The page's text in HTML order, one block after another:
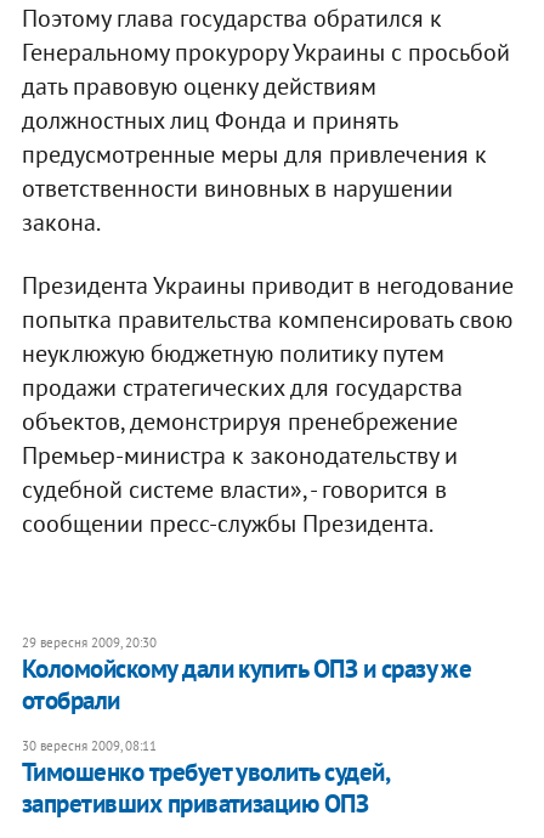
Поэтому глава государства обратился к
Генеральному прокурору Украины с просьбой
дать правовую оценку действиям
должностных лиц Фонда и принять
предусмотренные меры для привлечения к
ответственности виновных в нарушении
закона.
Президента Украины приводит в негодование
попытка правительства компенсировать свою
неуклюжую бюджетную политику путем
продажи стратегических для государства
объектов, демонстрируя пренебрежение
Премьер-министра к законодательству и
судебной системе власти», - говорится в
сообщении пресс-службы Президента.
29 вересня 2009, 20:30
Коломойскому дали купить ОПЗ и сразу же
отобрали
30 вересня 2009, 08:11
Тимошенко требует уволить судей,
запретивших приватизацию ОПЗ